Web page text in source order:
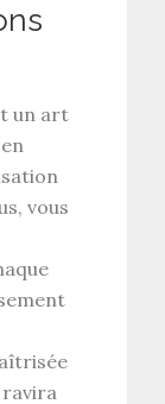
un art
vous